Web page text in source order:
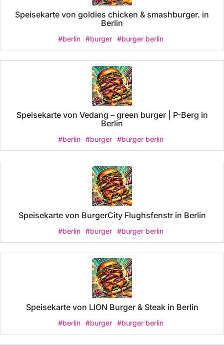
Speisekarte von goldies chicken & smashburger. in
Berlin
#berlin #burger #burger berlin
Speisekarte von Vedang – green burger | P-Berg in
Berlin
#berlin #burger #burger berlin
Speisekarte von BurgerCity Flughsfenstr in Berlin
#berlin #burger #burger berlin
Speisekarte von LION Burger & Steak in Berlin
#berlin #burger #burger berlin